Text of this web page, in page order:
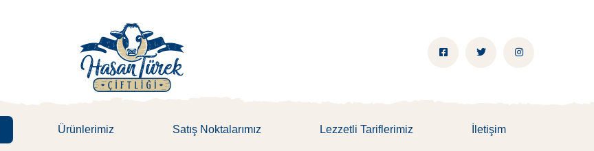
Ürünlerimiz Satış Noktalarımız Lezzetli Tariflerimiz İletişim